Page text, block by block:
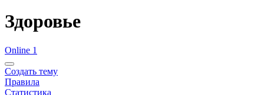
Здоровье
Online 1
Создать тему
Правила
Статистика